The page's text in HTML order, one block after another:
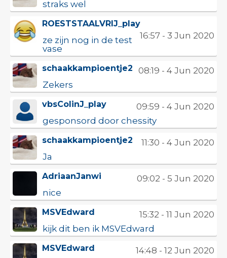
straks wel
ROESTSTAALVRIJ_play
16:57 - 3 Jun 2020
ze zijn nog in de test
vase
schaakkampioentje2
08:19 - 4 Jun 2020
Zekers
vbsColinJ_play
09:59 - 4 Jun 2020
gesponsord door chessity
schaakkampioentje2
11:30 - 4 Jun 2020
Ja
AdriaanJanwi
09:02 - 5 Jun 2020
nice
MSVEdward
15:32 - 11 Jun 2020
kijk dit ben ik MSVEdward
MSVEdward
14:48 - 12 Jun 2020